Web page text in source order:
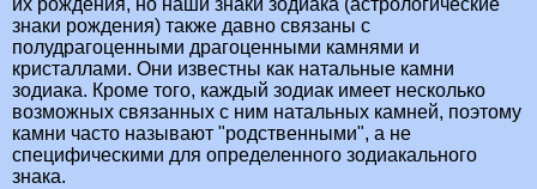
их рождения, но наши знаки зодиака (астрологические
знаки рождения) также давно связаны с
полудрагоценными драгоценными камнями и
кристаллами. Они известны как натальные камни
зодиака. Кроме того, каждый зодиак имеет несколько
возможных связанных с ним натальных камней, поэтому
камни часто называют "родственными", а не
специфическими для определенного зодиакального
знака.